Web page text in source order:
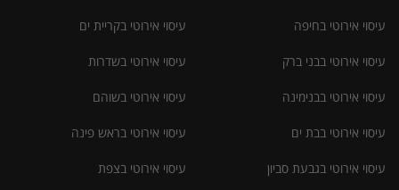
עיסוי אירוטי בחיפה
עיסוי אירוטי בבני ברק
עיסוי אירוטי בבנימינה
עיסוי אירוטי בבת ים
עיסוי אירוטי בגבעת סביון
עיסוי אירוטי בקריית ים
עיסוי אירוטי בשדרות
עיסוי אירוטי בשוהם
עיסוי אירוטי בראש פינה
עיסוי אירוטי בצפת